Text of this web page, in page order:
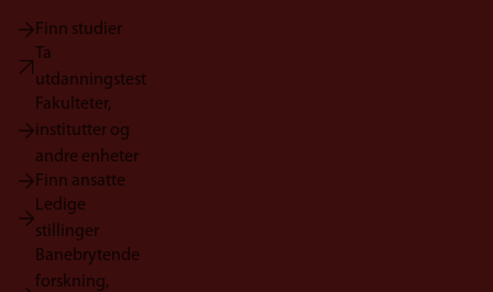
Finn studier
Ta
utdanningstest
Fakulteter,
institutter og
andre enheter
Finn ansatte
Ledige
stillinger
Banebrytende
forskning,